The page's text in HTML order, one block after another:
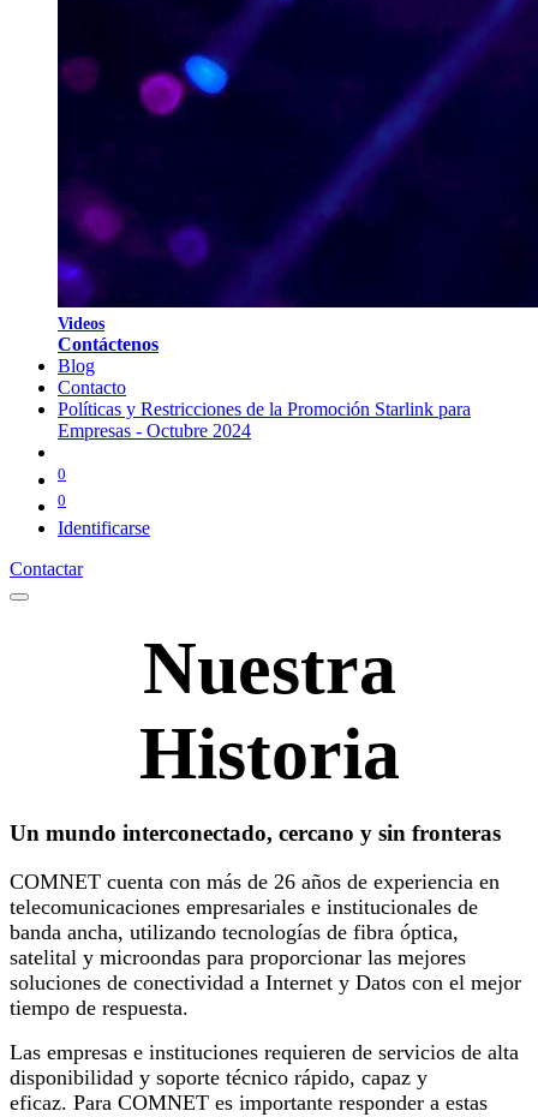
Videos
Contáctenos
Blog
Contacto
Políticas y Restricciones de la Promoción Starlink para
Empresas - Octubre 2024
0
0
Identificarse
Contactar
Nuestra
Historia
Un mundo interconectado, cercano y sin fronteras
COMNET cuenta con más de 26 años de experiencia en
telecomunicaciones empresariales e institucionales de
banda ancha, utilizando tecnologías de fibra óptica,
satelital y microondas para proporcionar las mejores
soluciones de conectividad a Internet y Datos con el mejor
tiempo de respuesta.
Las empresas e instituciones requieren de servicios de alta
disponibilidad y soporte técnico rápido, capaz y
eficaz. Para COMNET es importante responder a estas